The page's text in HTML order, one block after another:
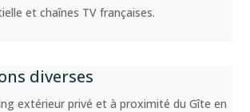
et chaînes TV françaises.
diverses
extérieur privé et à proximité du Gîte en